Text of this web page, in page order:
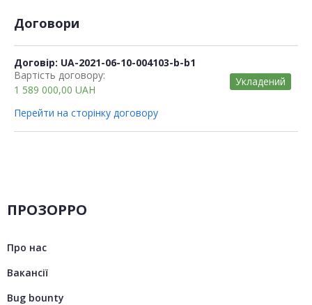
Договори
Договір: UA-2021-06-10-004103-b-b1
Вартість договору:
1 589 000,00 UAH
Укладений
Перейти на сторінку договору
ПРОЗОРРО
Про нас
Вакансії
Bug bounty